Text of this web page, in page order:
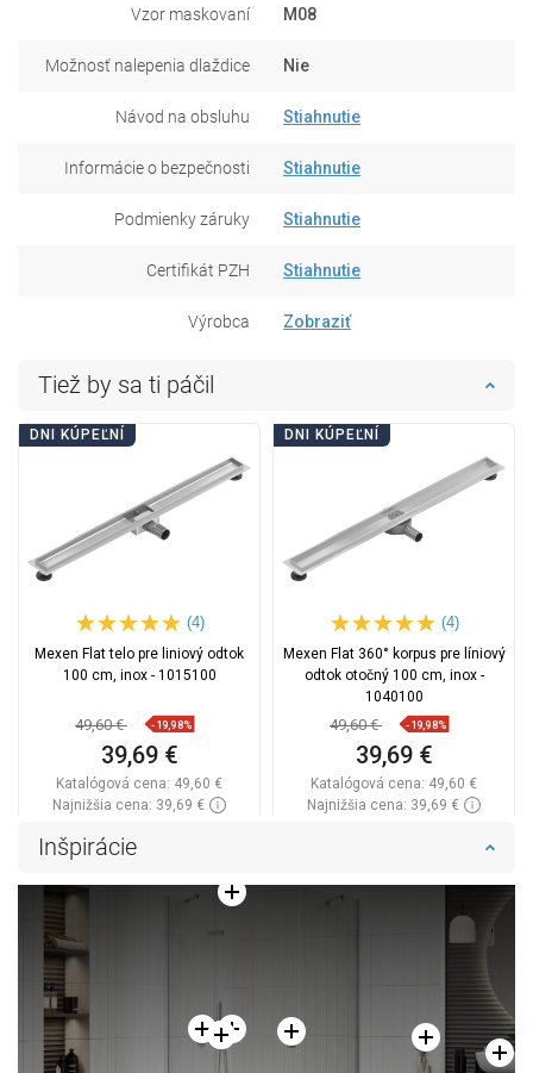
Vzor maskovaní M08
Možnosť nalepenia dlaždice Nie
Návod na obsluhu Stiahnutie
Informácie o bezpečnosti Stiahnutie
Podmienky záruky Stiahnutie
Certifikát PZH Stiahnutie
Výrobca Zobraziť
Tiež by sa ti páčil
DNI KÚPEĽNÍ
(4)
Mexen Flat telo pre liniový odtok
100 cm, inox - 1015100
49,60 € -19,98%
39,69 €
Katalógová cena: 49,60 €
Najnižšia cena: 39,69 €
DNI KÚPEĽNÍ
(4)
Mexen Flat 360° korpus pre líniový
odtok otočný 100 cm, inox -
1040100
49,60 € -19,98%
39,69 €
Katalógová cena: 49,60 €
Najnižšia cena: 39,69 €
Obľúbené
Inšpirácie